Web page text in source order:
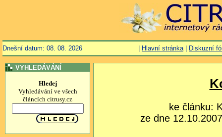
Dnešní datum: 08. 08. 2026 Hlavní stránka| Diskuzní
VYHLEDÁVÁNÍ
Hledej
Vyhledávání ve všech
článcích citrusy.cz
ke článku:
ze dne